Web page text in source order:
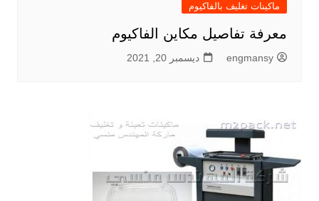
ماكينات تغليف بالفاكيوم
معرفة تفاصيل مكاين الفاكيوم
engmansy ديسمبر 20, 2021